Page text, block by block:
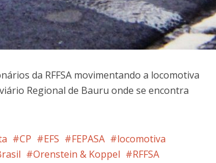
da RFFSA movimentando a locomotiva
Regional de Bauru onde se encontra
CP EFS FEPASA
locomotiva
Orenstein & Koppel
RFFSA